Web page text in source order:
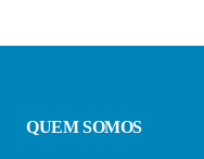
QUEM SOMOS